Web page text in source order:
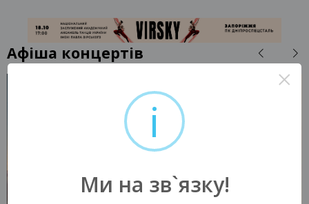
Афіша концертів
i
Ми на зв`язку!
×